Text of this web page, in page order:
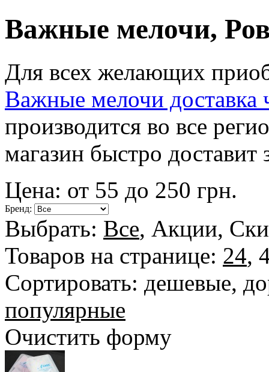
Важные мелочи,
Для всех желающих
Важные мелочи доставка
производится во все
магазин быстро доставит
Цена: от 55 до 250 грн.
Бренд:
Выбрать: Все, Акции,
Товаров на странице: 24,
Сортировать: дешевые,
популярные
Очистить форму